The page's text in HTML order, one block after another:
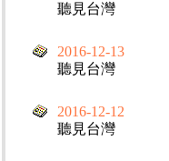
聽見台灣
2016-12-13
聽見台灣
2016-12-12
聽見台灣